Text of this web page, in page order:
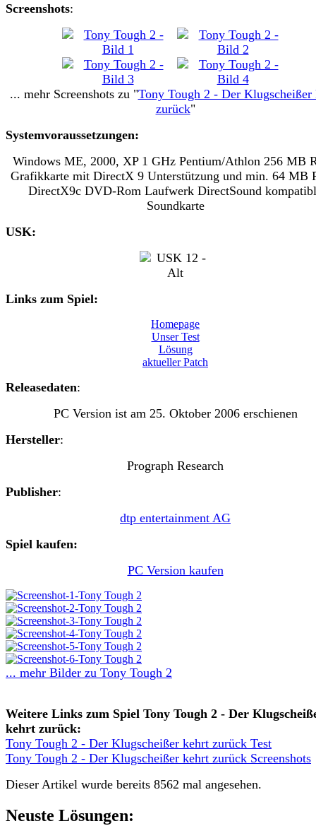
Screenshots:
... mehr Screenshots zu "Tony Tough 2 - Der Klugscheißer
zurück"
Systemvoraussetzungen:
Windows ME, 2000, XP 1 GHz Pentium/Athlon 256 MB
Grafikkarte mit DirectX 9 Unterstützung und min. 64 MB
DirectX9c DVD-Rom Laufwerk DirectSound
Soundkarte
USK:
Links zum Spiel:
Homepage
Unser Test
Lösung
aktueller Patch
Releasedaten:
PC Version ist am 25. Oktober 2006 erschienen
Hersteller:
Prograph Research
Publisher:
dtp entertainment AG
Spiel kaufen:
PC Version kaufen
... mehr Bilder zu Tony Tough 2
Weitere Links zum Spiel Tony Tough 2 - Der
kehrt zurück:
Tony Tough 2 - Der Klugscheißer kehrt zurück Test
Tony Tough 2 - Der Klugscheißer kehrt zurück Screenshots
Dieser Artikel wurde bereits 8562 mal angesehen.
Neuste Lösungen: